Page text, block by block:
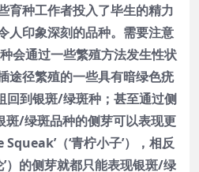
育种工作者投入了毕生的精力
人印象深刻的品种。需要注意
会通过一些繁殖方法发生性状
途径繁殖的一些具有暗绿色疣
回到银斑/绿斑种；甚至通过侧
斑/绿斑品种的侧芽可以表现更
（‘青柠小子’），相反
’）的侧芽就都只能表现银斑/绿